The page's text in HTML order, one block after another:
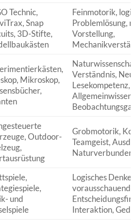
Technic,
Snap
3D-Stifte,
Feinmotorik,
Problemlösung,
Vorstellung,
Mikroskop,
Verständnis,
Lesekompetenz,
Allgemeinwissen,
Outdoor-
Grobmotorik,
Teamgeist,
und
Logisches Denken,
Interaktion,